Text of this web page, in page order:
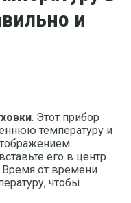
и
. Этот прибор
температуру и
его в центр
Время от времени
чтобы